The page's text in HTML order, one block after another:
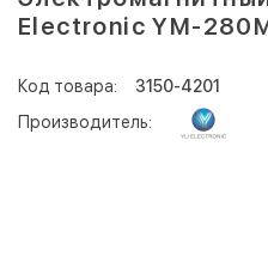
Electronic YM-
Код товара:
3150-4201
Производитель: